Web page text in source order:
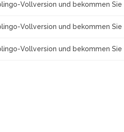
Vollversion und bekommen Sie
Vollversion und bekommen Sie
Vollversion und bekommen Sie